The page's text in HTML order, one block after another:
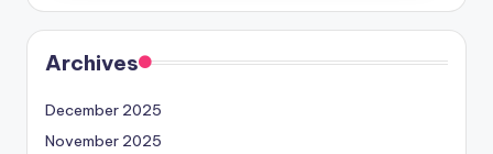
Archives
December 2025
November 2025